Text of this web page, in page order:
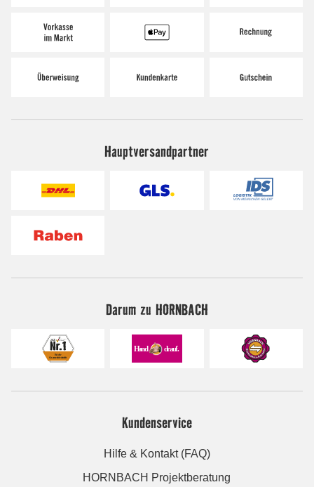
Hauptversandpartner
Darum zu HORNBACH
Kundenservice
Hilfe & Kontakt (FAQ)
HORNBACH Projektberatung